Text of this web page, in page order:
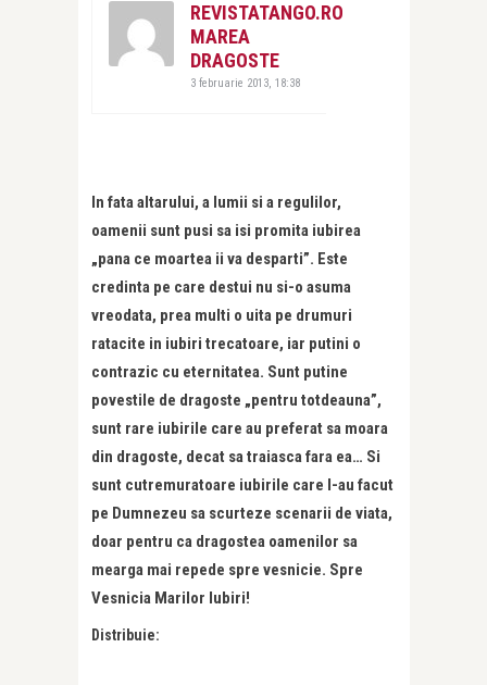
REVISTATANGO.RO
MAREA
DRAGOSTE
3 februarie 2013, 18:38
In fata altarului, a lumii si a regulilor,
oamenii sunt pusi sa isi promita iubirea
„pana ce moartea ii va desparti”. Este
credinta pe care destui nu si-o asuma
vreodata, prea multi o uita pe drumuri
ratacite in iubiri trecatoare, iar putini o
contrazic cu eternitatea. Sunt putine
povestile de dragoste „pentru totdeauna”,
sunt rare iubirile care au preferat sa moara
din dragoste, decat sa traiasca fara ea… Si
sunt cutremuratoare iubirile care l-au facut
pe Dumnezeu sa scurteze scenarii de viata,
doar pentru ca dragostea oamenilor sa
mearga mai repede spre vesnicie. Spre
Vesnicia Marilor Iubiri!
Distribuie: